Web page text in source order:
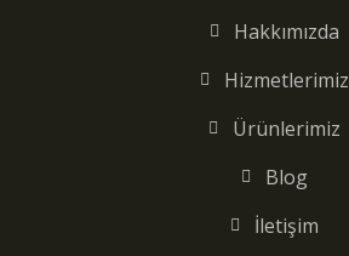
Hakkımızda
Hizmetlerimiz
Ürünlerimiz
Blog
İletişim